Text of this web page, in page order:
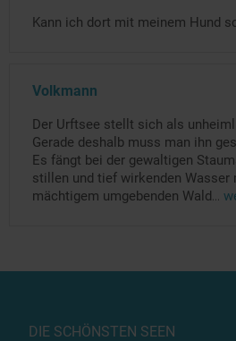
Kann ich dort mit meinem Hund
Volkmann
Der Urftsee stellt sich als
Gerade deshalb muss man ihn
Es fängt bei der gewaltigen
stillen und tief wirkenden Wasser
mächtigem umgebenden Wald...
DIE SCHÖNSTEN SEEN